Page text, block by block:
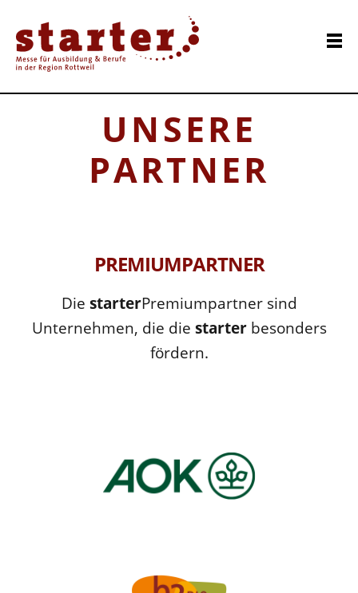
UNSERE
PARTNER
PREMIUMPARTNER
Die starterPremiumpartner sind
Unternehmen, die die starterbesonders
fördern.